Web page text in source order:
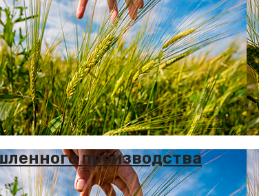
производства